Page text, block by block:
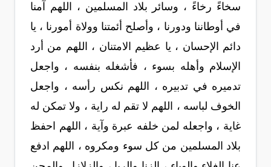
سخاءً رخاءً ، وسائر بلاد المسلمين ، اللهم آمنا
في أوطاننا ودورنا ، وأصلح أئمتنا وولاة أمورنا ، يا
دائم الإحسان ، يا عظيم الامتنان ، اللهم من أرد
الإسلام وأهله بسوء ، فأشغله بنفسه ، واجعل
تدميره في تدبيره ، اللهم نكس رأسه ، واجعل
الخوف لباسه ، اللهم لا تقم له راية ، ولا تمكن له
غاية ، واجعله لمن خلفه عبرة وآية ، اللهم احفظ
بلاد المسلمين من كل سوء ومكروه ، اللهم ادفع